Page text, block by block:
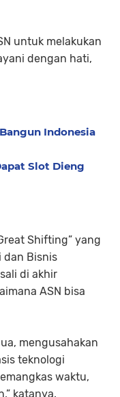
untuk melakukan
dengan hati,
Indonesia
Slot Dieng
Shifting” yang
dan Bisnis
di akhir
ASN bisa
mengusahakan
teknologi
waktu,
katanya.